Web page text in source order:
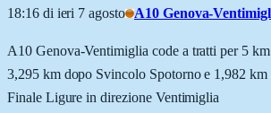
18:16 di ieri 7 agosto A10 Genova-
A10 Genova-Ventimiglia code a tratti per 5
3,295 km dopo Svincolo Spotorno e 1,982
Finale Ligure in direzione Ventimiglia